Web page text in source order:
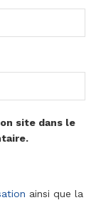
site dans le
ainsi que la